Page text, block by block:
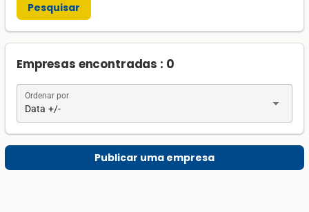
Pesquisar
Empresas encontradas : 0
Data +/-
Ordenar por arrow_drop_down
Publicar uma empresa